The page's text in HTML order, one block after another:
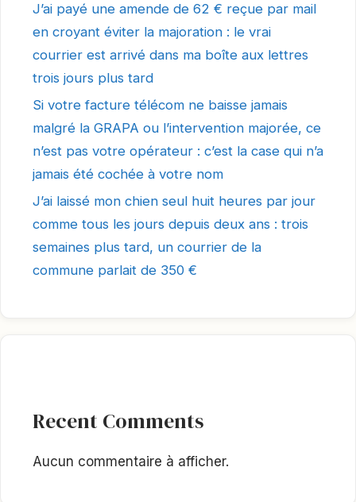
J’ai payé une amende de 62 € reçue par mail
en croyant éviter la majoration : le vrai
courrier est arrivé dans ma boîte aux lettres
trois jours plus tard
Si votre facture télécom ne baisse jamais
malgré la GRAPA ou l’intervention majorée, ce
n’est pas votre opérateur : c’est la case qui n’a
jamais été cochée à votre nom
J’ai laissé mon chien seul huit heures par jour
comme tous les jours depuis deux ans : trois
semaines plus tard, un courrier de la
commune parlait de 350 €
Recent Comments
Aucun commentaire à afficher.